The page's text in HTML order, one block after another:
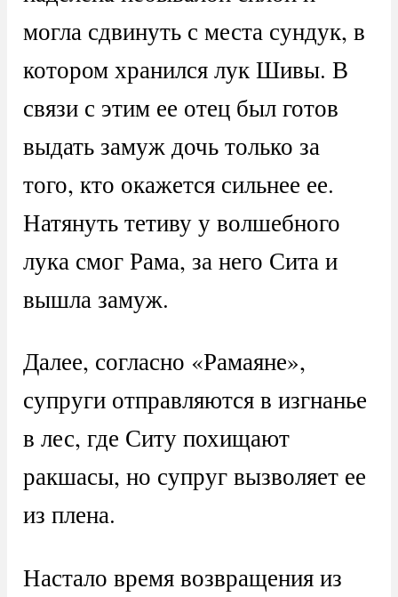
могла сдвинуть с места сундук, в
котором хранился лук Шивы. В
связи с этим ее отец был готов
выдать замуж дочь только за
того, кто окажется сильнее ее.
Натянуть тетиву у волшебного
лука смог Рама, за него Сита и
вышла замуж.
Далее, согласно «Рамаяне»,
супруги отправляются в изгнанье
в лес, где Ситу похищают
ракшасы, но супруг вызволяет ее
из плена.
Настало время возвращения из